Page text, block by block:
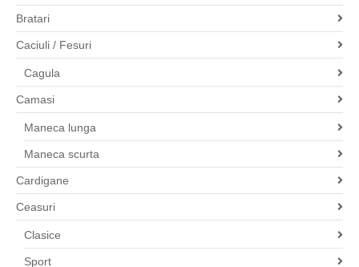
Bratari
Caciuli / Fesuri
Cagula
Camasi
Maneca lunga
Maneca scurta
Cardigane
Ceasuri
Clasice
Sport